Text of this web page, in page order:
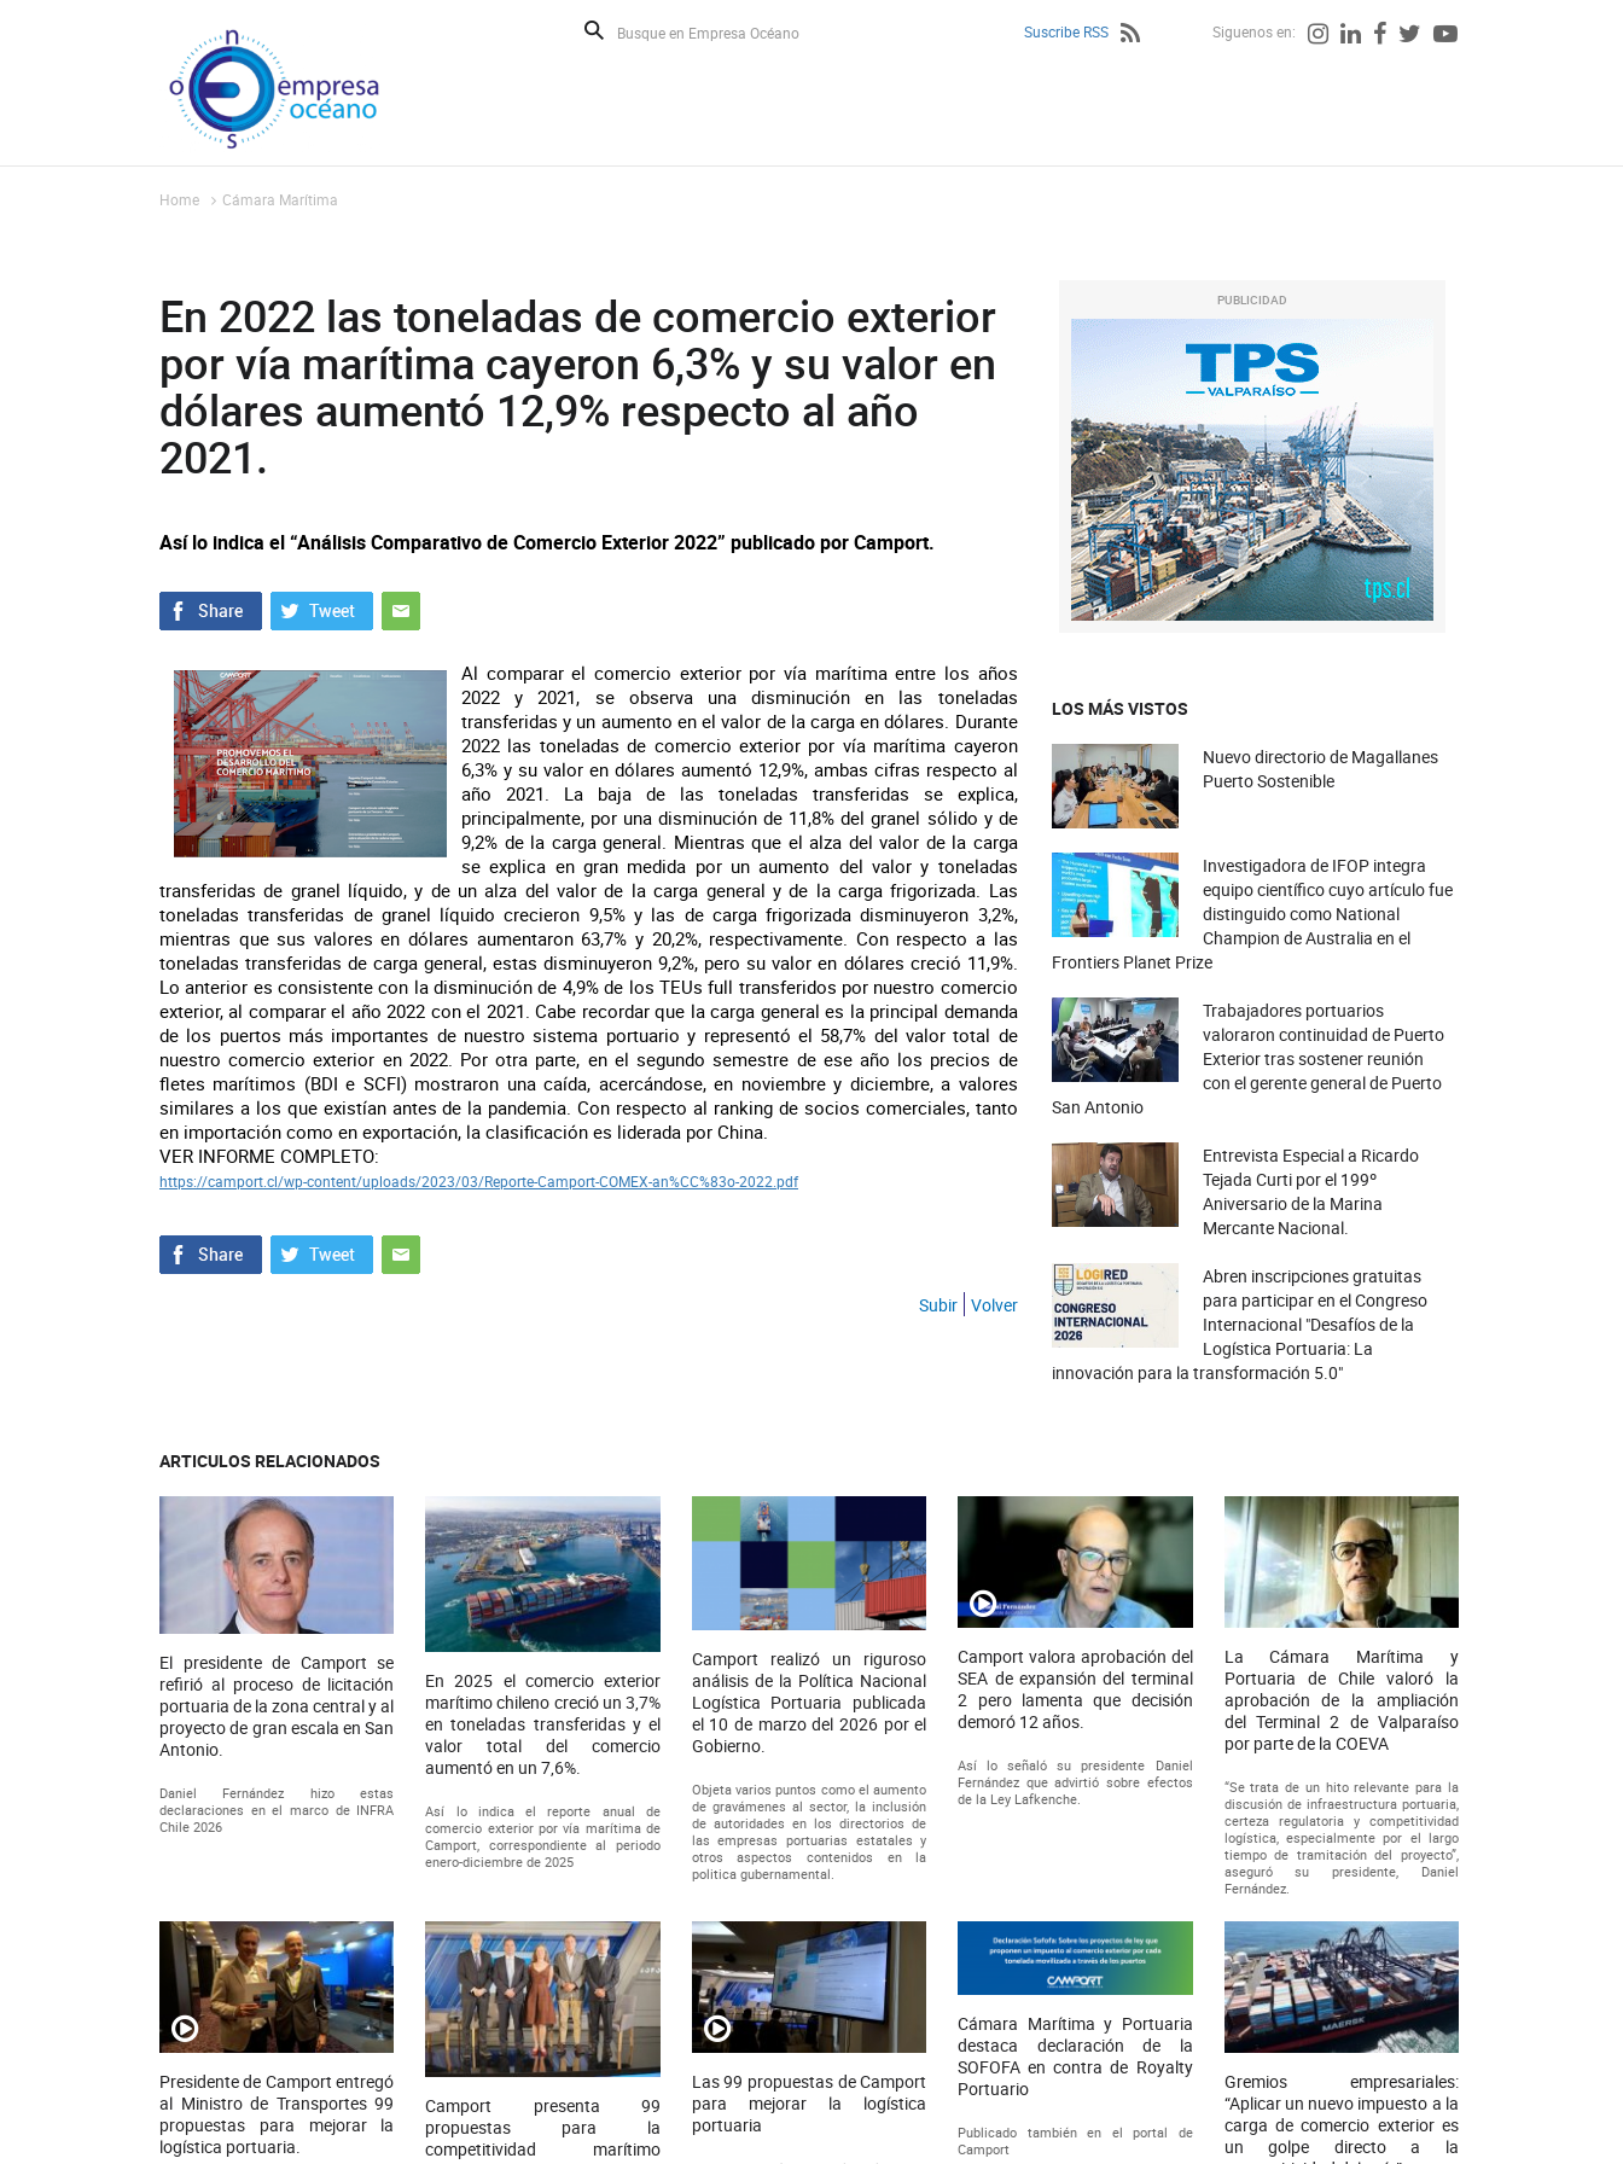
Suscribe RSS Siguenos en:
Home Cámara Marítima
En 2022 las toneladas de comercio exterior
por vía marítima cayeron 6,3% y su valor en
dólares aumentó 12,9% respecto al año
2021.
Así lo indica el “Análisis Comparativo de Comercio Exterior 2022” publicado por Camport.
Al comparar el comercio exterior por vía marítima entre los años
2022 y 2021, se observa una disminución en las toneladas
transferidas y un aumento en el valor de la carga en dólares. Durante
2022 las toneladas de comercio exterior por vía marítima cayeron
6,3% y su valor en dólares aumentó 12,9%, ambas cifras respecto al
año 2021. La baja de las toneladas transferidas se explica,
principalmente, por una disminución de 11,8% del granel sólido y de
9,2% de la carga general. Mientras que el alza del valor de la carga
se explica en gran medida por un aumento del valor y toneladas
transferidas de granel líquido, y de un alza del valor de la carga general y de la carga frigorizada. Las
toneladas transferidas de granel líquido crecieron 9,5% y las de carga frigorizada disminuyeron 3,2%,
mientras que sus valores en dólares aumentaron 63,7% y 20,2%, respectivamente. Con respecto a las
toneladas transferidas de carga general, estas disminuyeron 9,2%, pero su valor en dólares creció 11,9%.
Lo anterior es consistente con la disminución de 4,9% de los TEUs full transferidos por nuestro comercio
exterior, al comparar el año 2022 con el 2021. Cabe recordar que la carga general es la principal demanda
de los puertos más importantes de nuestro sistema portuario y representó el 58,7% del valor total de
nuestro comercio exterior en 2022. Por otra parte, en el segundo semestre de ese año los precios de
fletes marítimos (BDI e SCFI) mostraron una caída, acercándose, en noviembre y diciembre, a valores
similares a los que existían antes de la pandemia. Con respecto al ranking de socios comerciales, tanto
en importación como en exportación, la clasificación es liderada por China.
VER INFORME COMPLETO:
https://camport.cl/wp-content/uploads/2023/03/Reporte-Camport-COMEX-an%CC%83o-2022.pdf
Subir Volver
PUBLICIDAD
LOS MÁS VISTOS
Nuevo directorio de Magallanes
Puerto Sostenible
Investigadora de IFOP integra
equipo científico cuyo artículo fue
distinguido como National
Champion de Australia en el
Frontiers Planet Prize
Trabajadores portuarios
valoraron continuidad de Puerto
Exterior tras sostener reunión
con el gerente general de Puerto
San Antonio
Entrevista Especial a Ricardo
Tejada Curti por el 199º
Aniversario de la Marina
Mercante Nacional.
Abren inscripciones gratuitas
para participar en el Congreso
Internacional "Desafíos de la
Logística Portuaria: La
innovación para la transformación 5.0"
ARTICULOS RELACIONADOS
El presidente de Camport se
refirió al proceso de licitación
portuaria de la zona central y al
proyecto de gran escala en San
Antonio.
Daniel Fernández hizo estas
declaraciones en el marco de INFRA
Chile 2026
En 2025 el comercio exterior
marítimo chileno creció un 3,7%
en toneladas transferidas y el
valor total del comercio
aumentó en un 7,6%.
Así lo indica el reporte anual de
comercio exterior por vía marítima de
Camport, correspondiente al periodo
enero-diciembre de 2025
Camport realizó un riguroso
análisis de la Política Nacional
Logística Portuaria publicada
el 10 de marzo del 2026 por el
Gobierno.
Objeta varios puntos como el aumento
de gravámenes al sector, la inclusión
de autoridades en los directorios de
las empresas portuarias estatales y
otros aspectos contenidos en la
politica gubernamental.
Camport valora aprobación del
SEA de expansión del terminal
2 pero lamenta que decisión
demoró 12 años.
Así lo señaló su presidente Daniel
Fernández que advirtió sobre efectos
de la Ley Lafkenche.
La Cámara Marítima y
Portuaria de Chile valoró la
aprobación de la ampliación
del Terminal 2 de Valparaíso
por parte de la COEVA
“Se trata de un hito relevante para la
discusión de infraestructura portuaria,
certeza regulatoria y competitividad
logística, especialmente por el largo
tiempo de tramitación del proyecto”,
aseguró su presidente, Daniel
Fernández.
Presidente de Camport entregó
al Ministro de Transportes 99
propuestas para mejorar la
logística portuaria.
Camport presenta 99
propuestas para la
competitividad marítimo
Las 99 propuestas de Camport
para mejorar la logística
portuaria
Cámara Marítima y Portuaria
destaca declaración de la
SOFOFA en contra de Royalty
Portuario
Publicado también en el portal de
Camport
Gremios empresariales:
“Aplicar un nuevo impuesto a la
carga de comercio exterior es
un golpe directo a la